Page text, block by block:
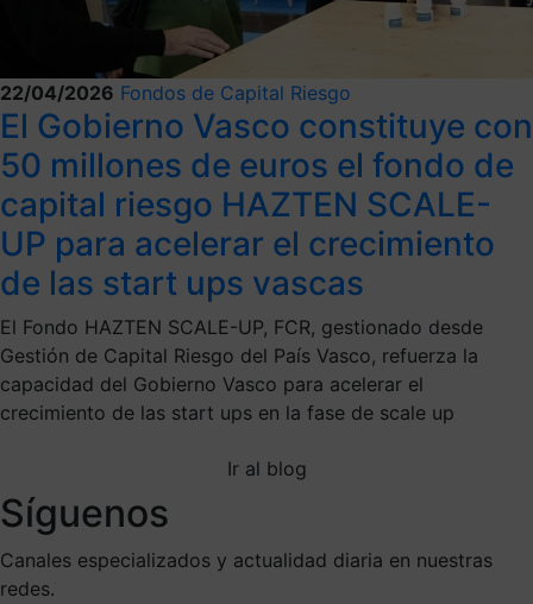
22/04/2026 Fondos de Capital Riesgo
El Gobierno Vasco constituye con
50 millones de euros el fondo de
capital riesgo HAZTEN SCALE-
UP para acelerar el crecimiento
de las start ups vascas
El Fondo HAZTEN SCALE-UP, FCR, gestionado desde
Gestión de Capital Riesgo del País Vasco, refuerza la
capacidad del Gobierno Vasco para acelerar el
crecimiento de las start ups en la fase de scale up
Ir al blog
Síguenos
Canales especializados y actualidad diaria en nuestras
redes.